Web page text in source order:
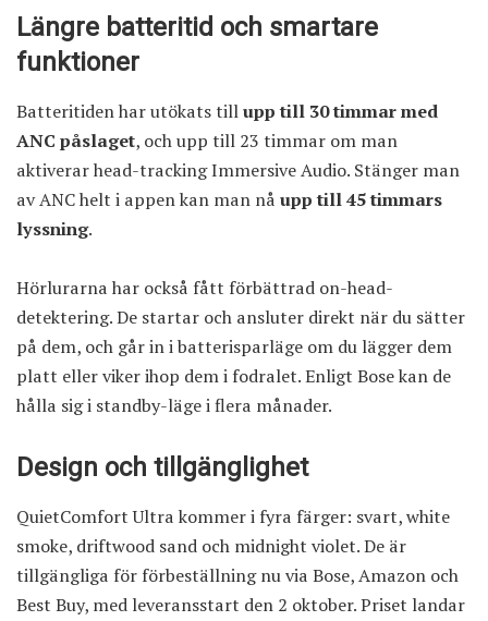
Längre batteritid och smartare
funktioner
Batteritiden har utökats tillupp till 30 timmar med
ANC påslaget, och upp till 23 timmar om man
aktiverar head-tracking Immersive Audio. Stänger man
av ANC helt i appen kan man nå upp till 45 timmars
lyssning.
Hörlurarna har också fått förbättrad on-head-
detektering. De startar och ansluter direkt när du sätter
på dem, och går in i batterisparläge om du lägger dem
platt eller viker ihop dem i fodralet. Enligt Bose kan de
hålla sig i standby-läge i flera månader.
Design och tillgänglighet
QuietComfort Ultra kommer i fyra färger: svart, white
smoke, driftwood sand och midnight violet. De är
tillgängliga för förbeställning nu via Bose, Amazon och
Best Buy, med leveransstart den 2 oktober. Priset landar